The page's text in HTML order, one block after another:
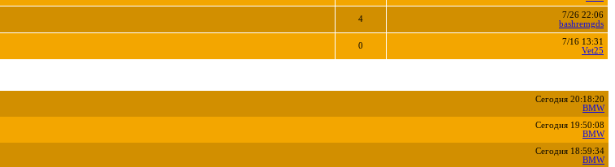
4
7/26 22:06
bashremgds
0
7/16 13:31
Vet25
Сегодня 20:18:20
BMW
Сегодня 19:50:08
BMW
Сегодня 18:59:34
BMW